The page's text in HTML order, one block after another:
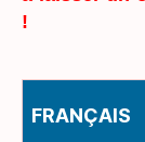
!
FRANÇAIS